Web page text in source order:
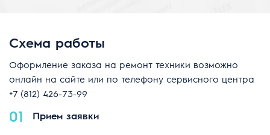
Схема работы
Оформление заказа на ремонт техники возможно
онлайн на сайте или по телефону сервисного центра
+7 (812) 426-73-99
01 Прием заявки